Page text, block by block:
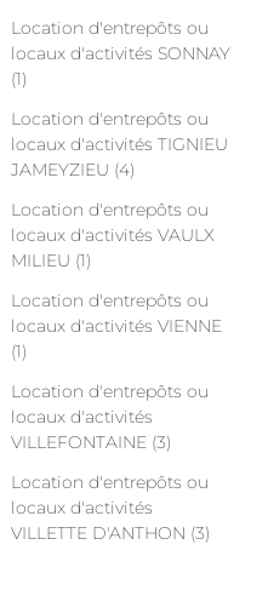
Location d'entrepôts ou
locaux d'activités SONNAY
(1)
Location d'entrepôts ou
locaux d'activités TIGNIEU
JAMEYZIEU (4)
Location d'entrepôts ou
locaux d'activités VAULX
MILIEU (1)
Location d'entrepôts ou
locaux d'activités VIENNE
(1)
Location d'entrepôts ou
locaux d'activités
VILLEFONTAINE (3)
Location d'entrepôts ou
locaux d'activités
VILLETTE D'ANTHON (3)